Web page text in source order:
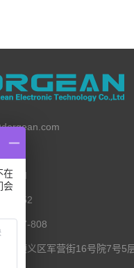
I452
808
市顺义区军营街16号院7号5
在
会